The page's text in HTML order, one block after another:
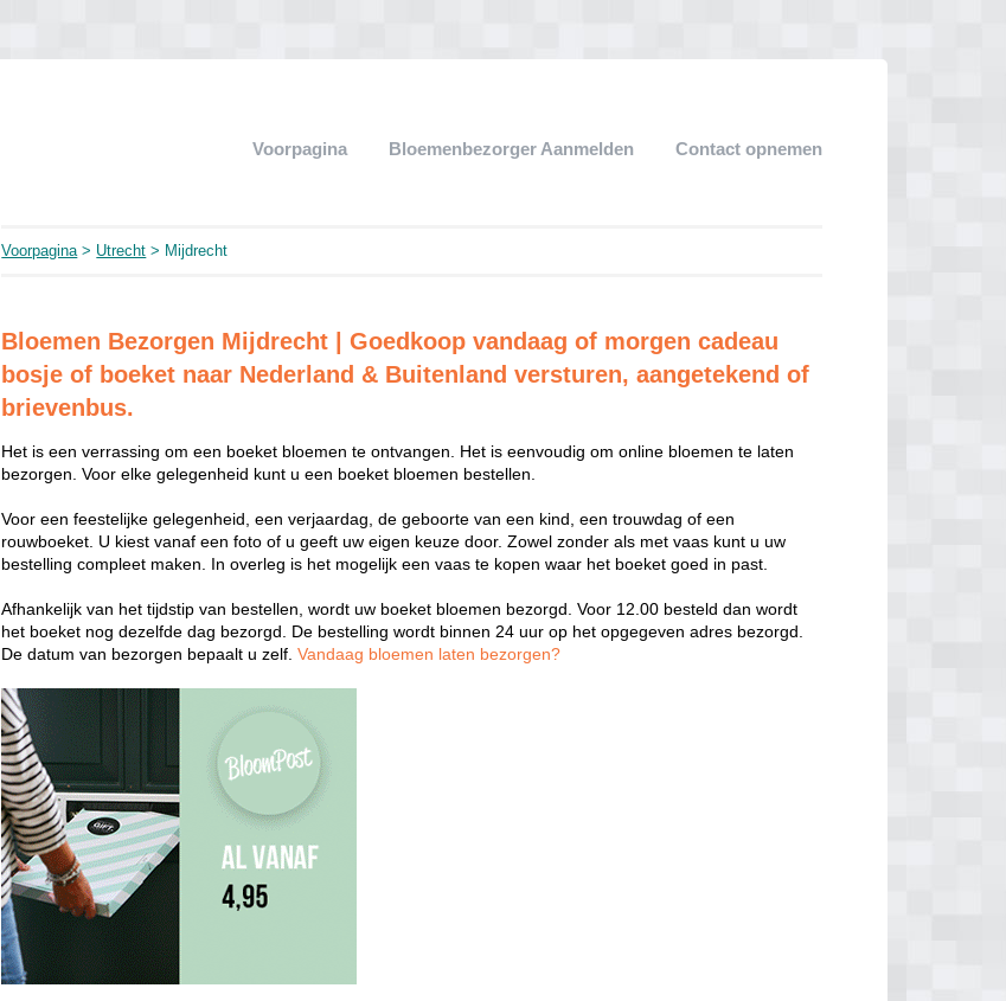
Voorpagina Bloemenbezorger Aanmelden Contact opnemen
Voorpagina> Utrecht > Mijdrecht
Bloemen Bezorgen Mijdrecht | Goedkoop vandaag of morgen cadeau
bosje of boeket naar Nederland & Buitenland versturen, aangetekend of
brievenbus.
Het is een verrassing om een boeket bloemen te ontvangen. Het is eenvoudig om online bloemen te laten
bezorgen. Voor elke gelegenheid kunt u een boeket bloemen bestellen.
Voor een feestelijke gelegenheid, een verjaardag, de geboorte van een kind, een trouwdag of een
rouwboeket. U kiest vanaf een foto of u geeft uw eigen keuze door. Zowel zonder als met vaas kunt u uw
bestelling compleet maken. In overleg is het mogelijk een vaas te kopen waar het boeket goed in past.
Afhankelijk van het tijdstip van bestellen, wordt uw boeket bloemen bezorgd. Voor 12.00 besteld dan wordt
het boeket nog dezelfde dag bezorgd. De bestelling wordt binnen 24 uur op het opgegeven adres bezorgd.
De datum van bezorgen bepaalt u zelf.Vandaag bloemen laten bezorgen?